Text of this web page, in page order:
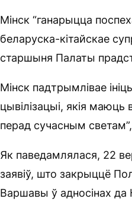
Мінск “ганарыцца
беларуска-кітайскае
старшыня Палаты
Мінск падтрымлівае
цывілізацыі, якія
перад сучасным
Як паведамлялася, 22
заявіў, што закрыццё
Варшавы ў адносінах